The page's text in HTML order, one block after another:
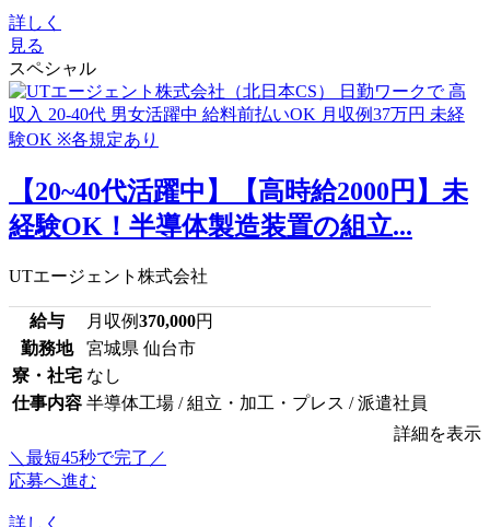
詳しく
見る
スペシャル
【20~40代活躍中】【高時給2000円】未
経験OK！半導体製造装置の組立...
UTエージェント株式会社
給与 月収例370,000円
勤務地
宮城県 仙台市
寮・社宅 なし
仕事内容 半導体工場 / 組立・加工・プレス / 派遣社員
詳細を表示
＼最短45秒で完了／
応募へ進む
詳しく